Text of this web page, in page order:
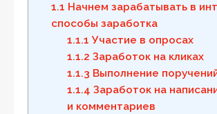
1.1 Начнем зарабатывать в
способы заработка
1.1.1 Участие в опросах
1.1.2 Заработок на кликах
1.1.3 Выполнение
1.1.4 Заработок на
и комментариев